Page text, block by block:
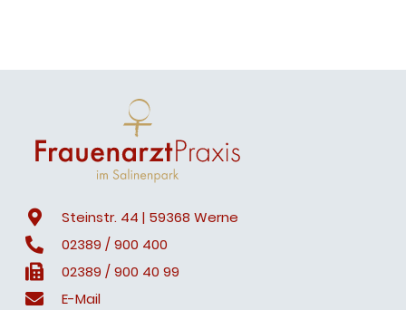
Steinstr. 44 | 59368 Werne
02389 / 900 400
02389 / 900 40 99
E-Mail